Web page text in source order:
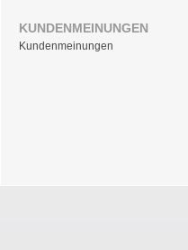
KUNDENMEINUNGEN
Kundenmeinungen